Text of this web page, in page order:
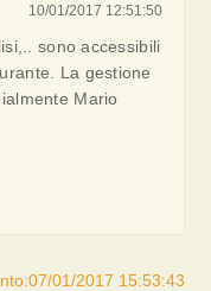
10/01/2017 12:51:50
sono accessibili
La gestione
Mario
01/2017 15:53:43